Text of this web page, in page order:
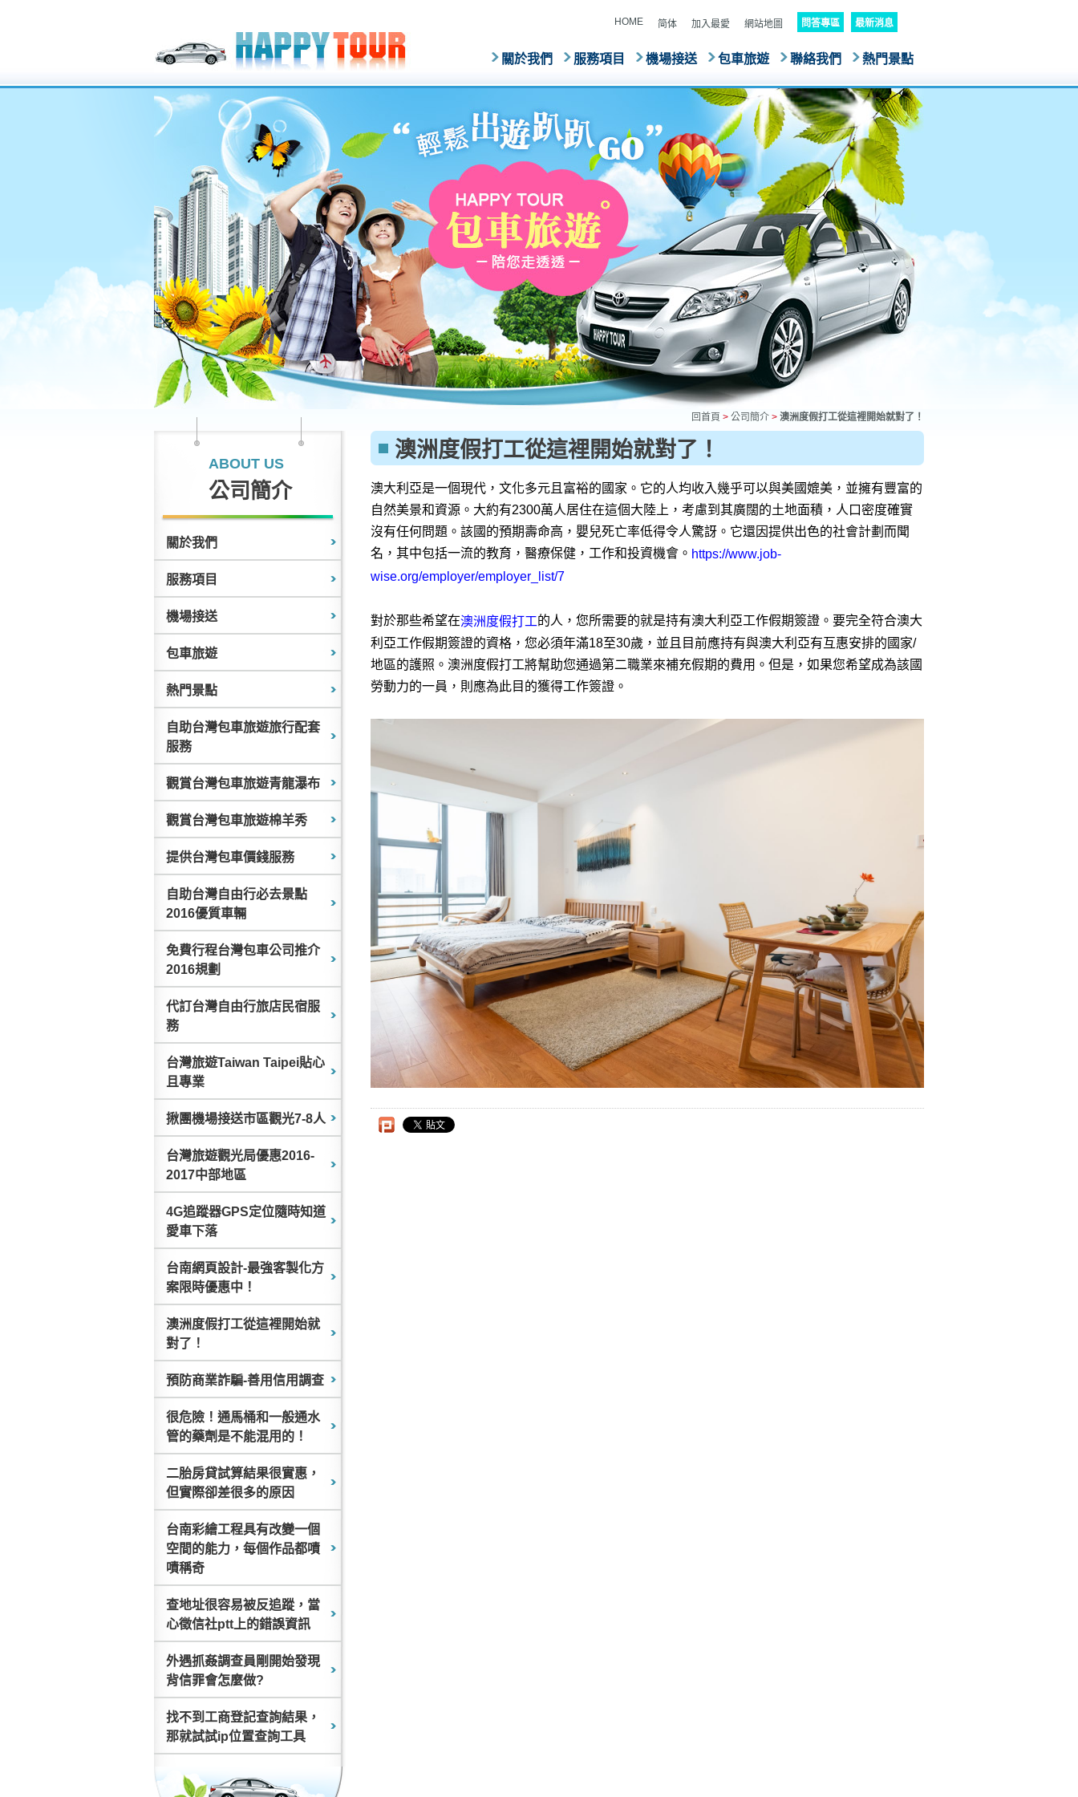
HOME 简体 加入最愛 網站地圖 問答專區 最新消息
關於我們 服務項目 機場接送 包車旅遊 聯絡我們 熱門景點
台灣包車
旅遊go
4G追蹤器
ABOUT US
公司簡介
關於我們
服務項目
機場接送
包車旅遊
熱門景點
自助台灣包車旅遊旅行配套
服務
觀賞台灣包車旅遊青龍瀑布
觀賞台灣包車旅遊棉羊秀
提供台灣包車價錢服務
自助台灣自由行必去景點
2016優質車輛
免費行程台灣包車公司推介
2016規劃
代訂台灣自由行旅店民宿服
務
台灣旅遊Taiwan Taipei貼心
且專業
揪團機場接送市區觀光7-8人
台灣旅遊觀光局優惠2016-
2017中部地區
4G追蹤器GPS定位隨時知道
愛車下落
台南網頁設計-最強客製化方
案限時優惠中！
澳洲度假打工從這裡開始就
對了！
預防商業詐騙-善用信用調查
很危險！通馬桶和一般通水
管的藥劑是不能混用的！
二胎房貸試算結果很實惠，
但實際卻差很多的原因
台南彩繪工程具有改變一個
空間的能力，每個作品都嘖
嘖稱奇
查地址很容易被反追蹤，當
心徵信社ptt上的錯誤資訊
外遇抓姦調查員剛開始發現
背信罪會怎麼做?
找不到工商登記查詢結果，
那就試試ip位置查詢工具
回首頁 > 公司簡介 > 澳洲度假打工從這裡開始就對了！
澳洲度假打工從這裡開始就對了！
澳大利亞是一個現代，文化多元且富裕的國家。它的人均收入幾乎可以與美國媲美，並擁有豐富的
自然美景和資源。大約有2300萬人居住在這個大陸上，考慮到其廣闊的土地面積，人口密度確實
沒有任何問題。該國的預期壽命高，嬰兒死亡率低得令人驚訝。它還因提供出色的社會計劃而聞
名，其中包括一流的教育，醫療保健，工作和投資機會。 https://www.job-
wise.org/employer/employer_list/7
對於那些希望在澳洲度假打工的人，您所需要的就是持有澳大利亞工作假期簽證。要完全符合澳大
利亞工作假期簽證的資格，您必須年滿18至30歲，並且目前應持有與澳大利亞有互惠安排的國家/
地區的護照。澳洲度假打工將幫助您通過第二職業來補充假期的費用。但是，如果您希望成為該國
勞動力的一員，則應為此目的獲得工作簽證。